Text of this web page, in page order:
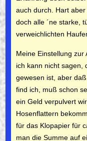
auch durch. Hart
doch alle ´ne starke,
verweichlichten
Meine Einstellung zur
ich kann nicht sagen,
gewesen ist, aber
find ich, muß schon
ein Geld ver­pulvert
Hosenflattern
für das Klopapier für
man die Summe auf